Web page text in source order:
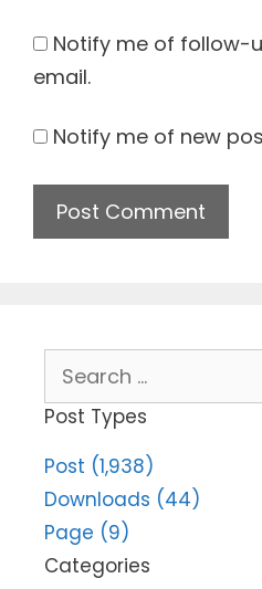
Notify me of follow-
email.
Notify me of new
for:
Post Types
Post (1,938)
Downloads (44)
Page (9)
Categories